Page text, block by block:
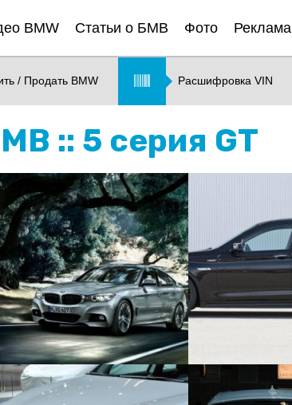
BMW Статьи о БМВ Фото Реклама
/ Продать BMW Расшифровка VIN
:: 5 серия GT